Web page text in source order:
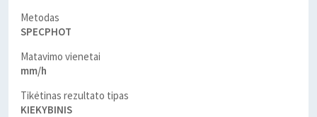
Metodas
SPECPHOT
Matavimo vienetai
mm/h
Tikėtinas rezultato tipas
KIEKYBINIS